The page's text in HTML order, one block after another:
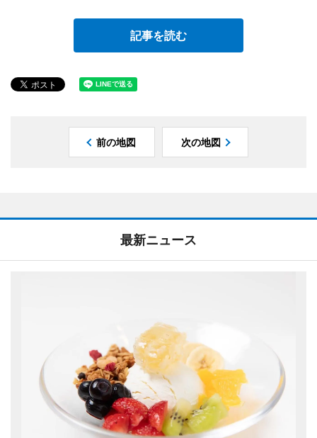
記事を読む
前の地図 次の地図
最新ニュース